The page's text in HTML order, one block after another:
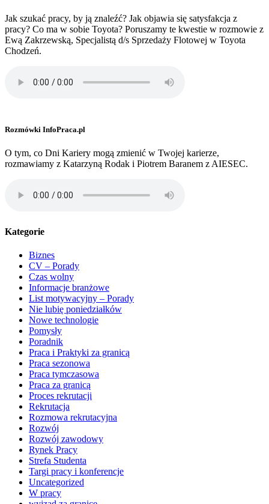
Jak szukać pracy, by ją znaleźć? Jak objawia się satysfakcja z
pracy? Co ma w sobie Toyota? Poruszamy te kwestie w rozmowie z
Ewą Zakrzewską, Specjalistą d/s Sprzedaży Flotowej w Toyota
Chodzeń.
Rozmówki InfoPraca.pl
O tym, co Dni Kariery mogą zmienić w Twojej karierze,
rozmawiamy z Katarzyną Rodak i Piotrem Baranem z AIESEC.
Kategorie
Biznes
CV – Porady
Czas wolny
Informacje branżowe
List motywacyjny – Porady
Nie lubię poniedziałków
Nowe technologie
Pomysły
Poradnik
Praca i Praktyki za granicą
Praca sezonowa
Praca tymczasowa
Praca za granicą
Proces rekrutacji
Rekrutacja
Rozmowa rekrutacyjna
Rozwój
Rozwój zawodowy
Rynek Pracy
Strefa Studenta
Targi pracy i konferencje
Uncategorized
W pracy